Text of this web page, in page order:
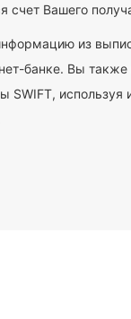
счет Вашего
из
банке. Вы
SWIFT, используя